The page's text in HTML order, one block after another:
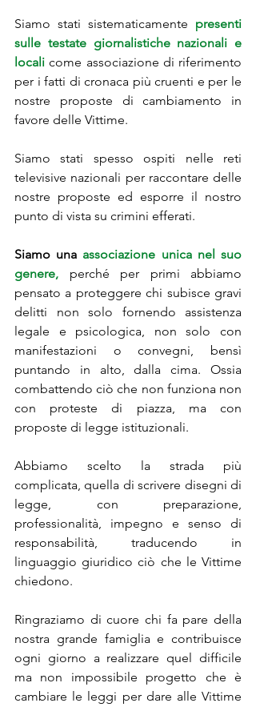
Siamo stati sistematicamente presenti
sulle testate giornalistiche nazionali e
locali come associazione di riferimento
per i fatti di cronaca più cruenti e per le
nostre proposte di cambiamento in
favore delle Vittime.
Siamo stati spesso ospiti nelle reti
televisive nazionali per raccontare delle
nostre proposte ed esporre il nostro
punto di vista su crimini efferati.
Siamo una associazione unica nel suo
genere, perché per primi abbiamo
pensato a proteggere chi subisce gravi
delitti non solo fornendo assistenza
legale e psicologica, non solo con
manifestazioni o convegni, bensì
puntando in alto, dalla cima. Ossia
combattendo ciò che non funziona non
con proteste di piazza, ma con
proposte di legge istituzionali.
Abbiamo scelto la strada più
complicata, quella di scrivere disegni di
legge, con preparazione,
professionalità, impegno e senso di
responsabilità, traducendo in
linguaggio giuridico ciò che le Vittime
chiedono.
Ringraziamo di cuore chi fa pare della
nostra grande famiglia e contribuisce
ogni giorno a realizzare quel difficile
ma non impossibile progetto che è
cambiare le leggi per dare alle Vittime